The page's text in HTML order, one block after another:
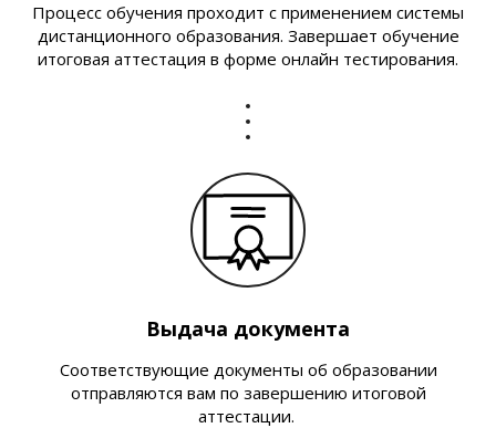
Процесс обучения проходит с применением системы
дистанционного образования. Завершает обучение
итоговая аттестация в форме онлайн тестирования.
Выдача документа
Соответствующие документы об образовании
отправляются вам по завершению итоговой
аттестации.